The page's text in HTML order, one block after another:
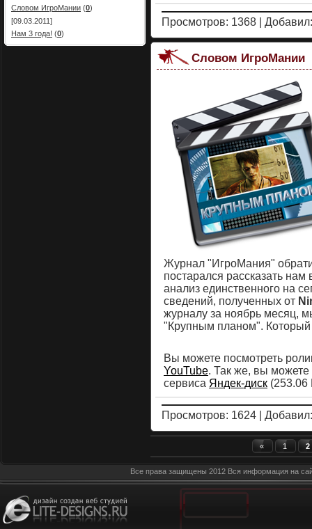
Просмотров: 1368 |
Словом ИгроМании
Журнал "ИгроМания"
постарался рассказать
анализ единственного на
сведений, полученных от
журналу за ноябрь месяц,
"Крупным планом".
Вы можете посмотреть
YouTube. Так же, вы можете
сервиса Яндек-диск
Просмотров: 1624 |
« 1 2
Словом ИгроМании (0)
[09.03.2011]
Нам 3 года! (0)
Все права защищены 2012 Вся информация на